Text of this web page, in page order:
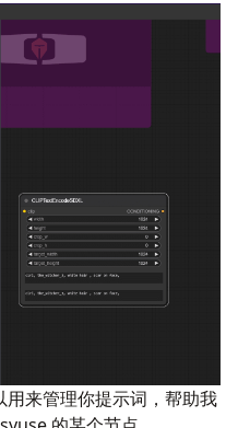
用来管理你提示词，帮助我